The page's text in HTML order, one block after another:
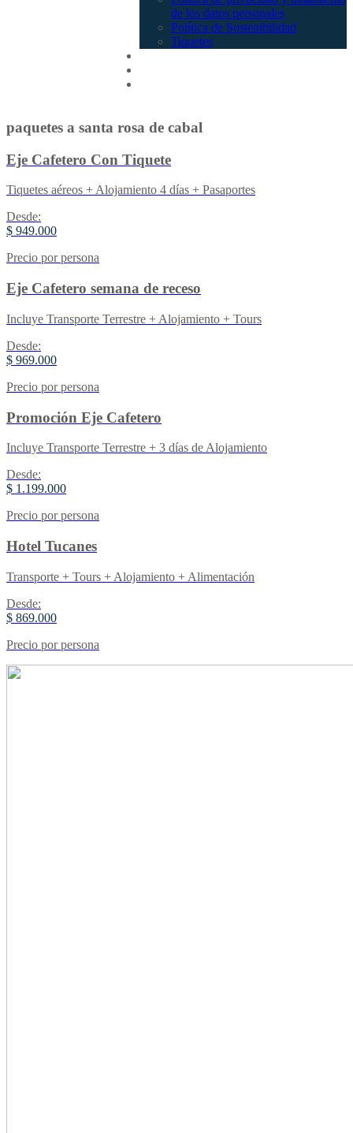
de los datos personales
Política de Sostenibilidad
Tiquetes
paquetes a santa rosa de cabal
Eje Cafetero Con Tiquete
Tiquetes aéreos + Alojamiento 4 días + Pasaportes
Desde:
$ 949.000
Precio por persona
Eje Cafetero semana de receso
Incluye Transporte Terrestre + Alojamiento + Tours
Desde:
$ 969.000
Precio por persona
Promoción Eje Cafetero
Incluye Transporte Terrestre + 3 días de Alojamiento
Desde:
$ 1.199.000
Precio por persona
Hotel Tucanes
Transporte + Tours + Alojamiento + Alimentación
Desde:
$ 869.000
Precio por persona